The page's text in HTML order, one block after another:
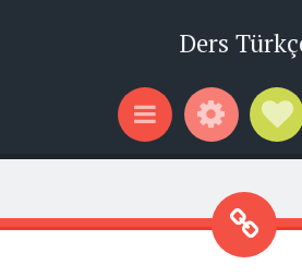
Ders
Menu Widgets